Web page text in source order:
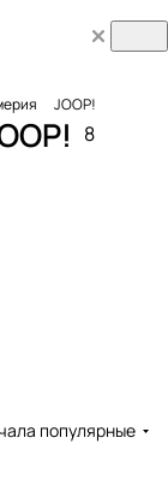
JOOP!
8
популярные